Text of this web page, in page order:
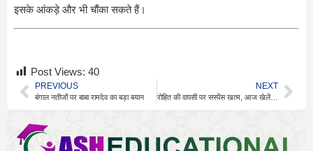
इसके आंकड़े और भी चौंका सकते हैं।
Post Views: 40
PREVIOUS
बंगाल नतीजों पर बाबा रामदेव का बड़ा बयान
NEXT
रोहित की वापसी पर सस्पेंस खत्म, आज खेलेंगे या नहीं